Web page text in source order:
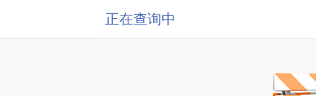
正在查询中